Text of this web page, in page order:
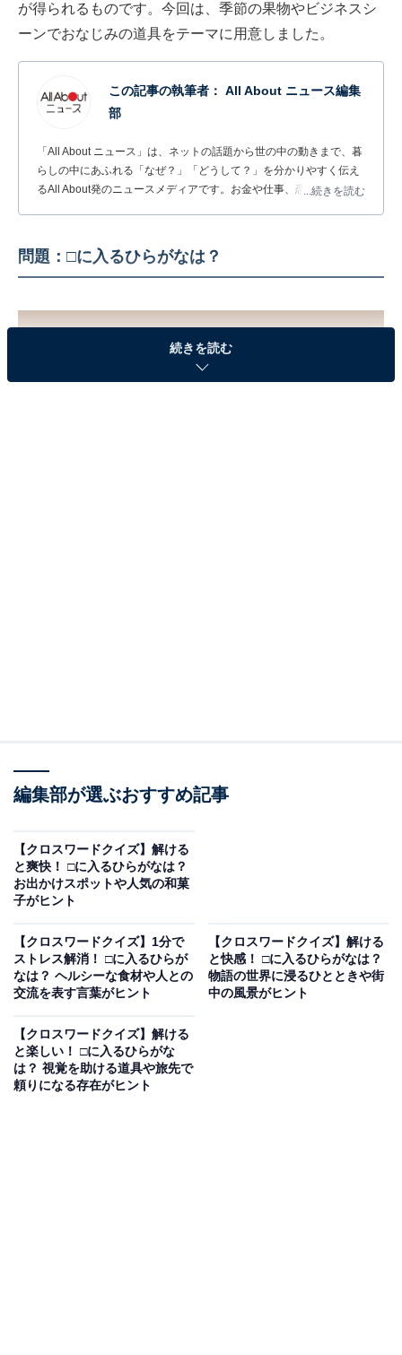
が得られるものです。今回は、季節の果物やビジネスシ
ーンでおなじみの道具をテーマに用意しました。
この記事の執筆者： All About ニュース編集
部
「All About ニュース」は、ネットの話題から世の中の動きまで、暮
らしの中にあふれる「なぜ？」「どうして？」を分かりやすく伝え
るAll About発のニュースメディアです。お金や仕事、恋愛、ITに関
...続きを読む
問題：□に入るひらがなは？
次ページ 正解を見る
続きを読む
編集部が選ぶおすすめ記事
【クロスワードクイズ】解ける
と爽快！ □に入るひらがなは？
お出かけスポットや人気の和菓
子がヒント
【クロスワードクイズ】1分で
ストレス解消！ □に入るひらが
なは？ ヘルシーな食材や人との
交流を表す言葉がヒント
【クロスワードクイズ】解ける
と快感！ □に入るひらがなは？
物語の世界に浸るひとときや街
中の風景がヒント
【クロスワードクイズ】解ける
と楽しい！ □に入るひらがな
は？ 視覚を助ける道具や旅先で
頼りになる存在がヒント